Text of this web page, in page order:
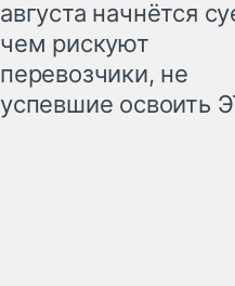
августа начнётся
чем рискуют
перевозчики, не
успевшие освоить